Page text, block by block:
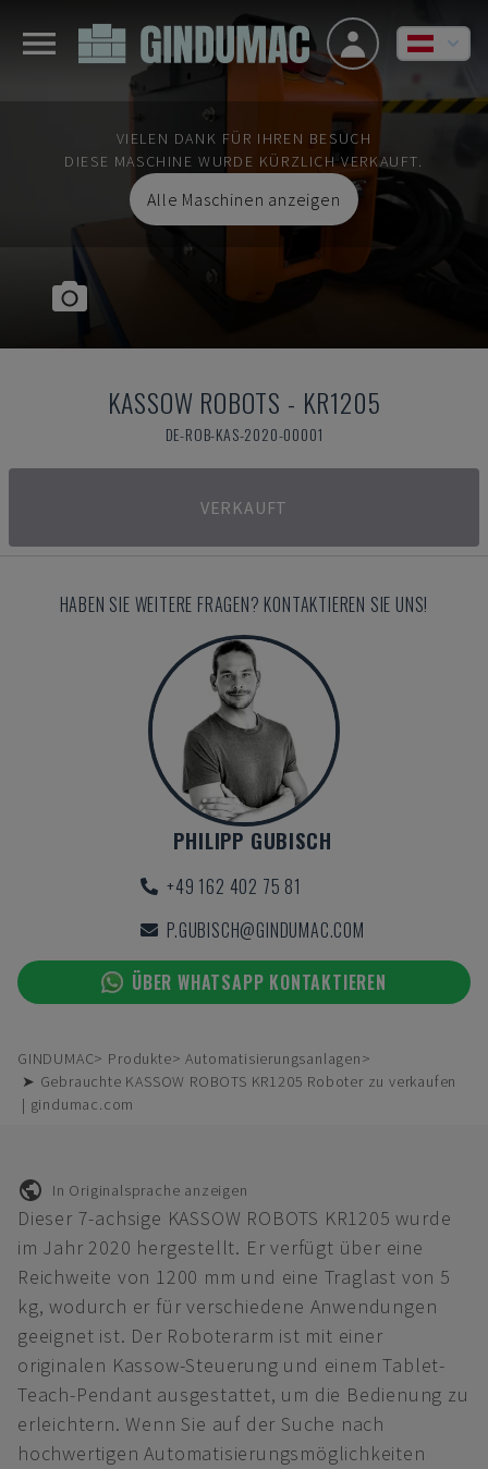
VIELEN DANK FÜR IHREN BESUCH
DIESE MASCHINE WURDE KÜRZLICH VERKAUFT.
Alle Maschinen anzeigen
KASSOW ROBOTS - KR1205
DE-ROB-KAS-2020-00001
VERKAUFT
HABEN SIE WEITERE FRAGEN? KONTAKTIEREN SIE UNS!
PHILIPP GUBISCH
+49 162 402 75 81
P.GUBISCH@GINDUMAC.COM
ÜBER WHATSAPP KONTAKTIEREN
GINDUMAC Produkte
Automatisierungsanlagen
➤ Gebrauchte KASSOW ROBOTS KR1205 Roboter zu verkaufen
| gindumac.com
In Originalsprache anzeigen
Dieser 7-achsige KASSOW ROBOTS KR1205 wurde
im Jahr 2020 hergestellt. Er verfügt über eine
Reichweite von 1200 mm und eine Traglast von 5
kg, wodurch er für verschiedene Anwendungen
geeignet ist. Der Roboterarm ist mit einer
originalen Kassow-Steuerung und einem Tablet-
Teach-Pendant ausgestattet, um die Bedienung zu
erleichtern. Wenn Sie auf der Suche nach
hochwertigen Automatisierungsmöglichkeiten